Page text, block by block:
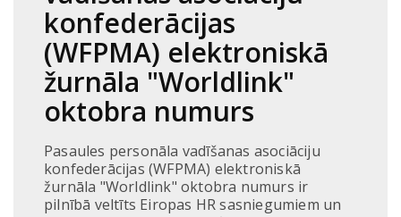
konfederācijas
(WFPMA) elektroniskā
žurnāla "Worldlink"
oktobra numurs
Pasaules personāla vadīšanas asociāciju
konfederācijas (WFPMA) elektroniskā
žurnāla "Worldlink" oktobra numurs ir
pilnībā veltīts Eiropas HR sasniegumiem un